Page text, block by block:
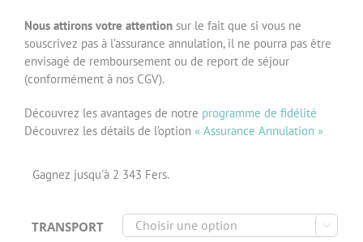
Nous attirons votre attention sur le fait que si vous ne
souscrivez pas à l’assurance annulation, il ne pourra pas être
envisagé de remboursement ou de report de séjour
(conformément à nos CGV).
Découvrez les avantages de notre programme de fidélité
Découvrez les détails de l’option « Assurance Annulation »
Gagnez jusqu'à 2 343 Fers.
TRANSPORT 